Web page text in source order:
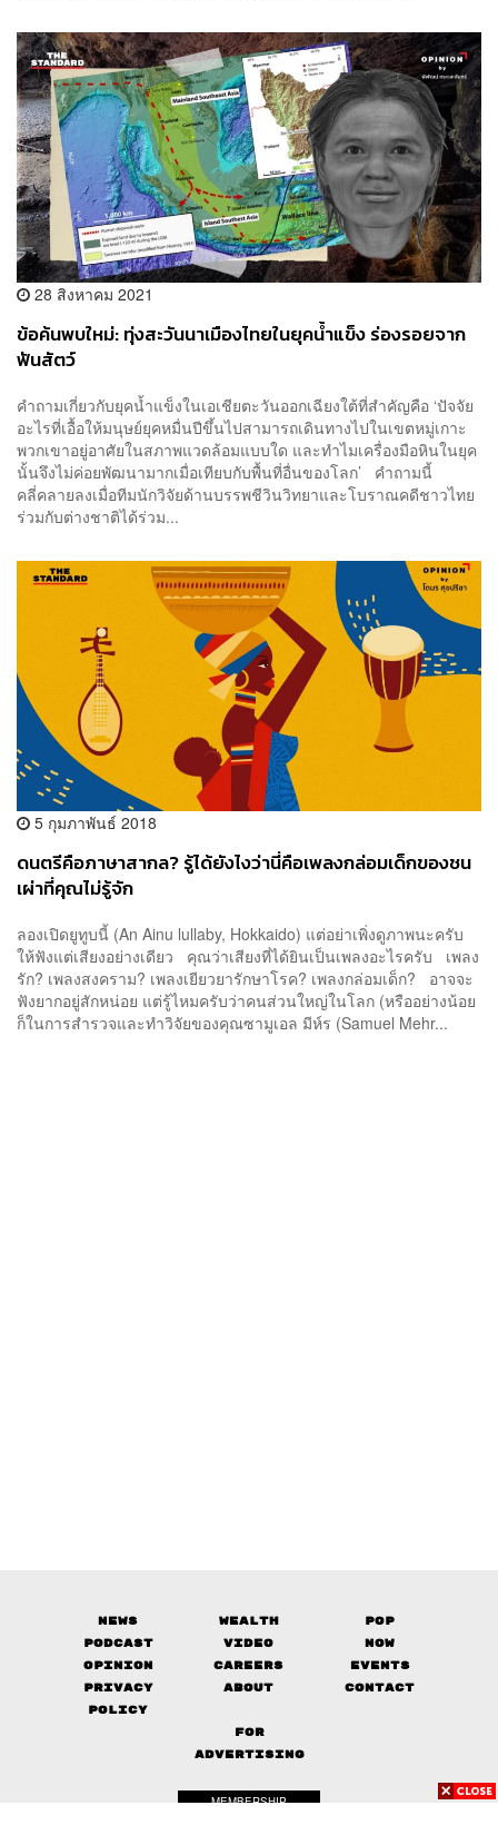
28 สิงหาคม 2021
ข้อค้นพบใหม่: ทุ่งสะวันนาเมืองไทยในยุคน้ำแข็ง ร่องรอยจาก
ฟันสัตว์
คำถามเกี่ยวกับยุคน้ำแข็งในเอเชียตะวันออกเฉียงใต้ที่สำคัญคือ ‘ปัจจัย
อะไรที่เอื้อให้มนุษย์ยุคหมื่นปีขึ้นไปสามารถเดินทางไปในเขตหมู่เกาะ
พวกเขาอยู่อาศัยในสภาพแวดล้อมแบบใด และทำไมเครื่องมือหินในยุค
นั้นจึงไม่ค่อยพัฒนามากเมื่อเทียบกับพื้นที่อื่นของโลก’ คำถามนี้
คลี่คลายลงเมื่อทีมนักวิจัยด้านบรรพชีวินวิทยาและโบราณคดีชาวไทย
ร่วมกับต่างชาติได้ร่วม...
5 กุมภาพันธ์ 2018
ดนตรีคือภาษาสากล? รู้ได้ยังไงว่านี่คือเพลงกล่อมเด็กของชน
เผ่าที่คุณไม่รู้จัก
ลองเปิดยูทูบนี้ (An Ainu lullaby, Hokkaido) แต่อย่าเพิ่งดูภาพนะครับ
ให้ฟังแต่เสียงอย่างเดียว คุณว่าเสียงที่ได้ยินเป็นเพลงอะไรครับ เพลง
รัก? เพลงสงคราม? เพลงเยียวยารักษาโรค? เพลงกล่อมเด็ก? อาจจะ
ฟังยากอยู่สักหน่อย แต่รู้ไหมครับว่าคนส่วนใหญ่ในโลก (หรืออย่างน้อย
ก็ในการสำรวจและทำวิจัยของคุณซามูเอล มีห์ร (Samuel Mehr...
News Wealth
Pop
Podcast
Video
Now
Opinion
Careers
Events
Privacy
Policy
About Contact
FOR
ADVERTISING
MEMBERSHIP